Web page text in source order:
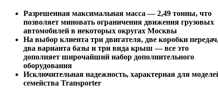
Разрешенная максимальная масса — 2,49 тонны, что
позволяет миновать ограничения движения грузовых
автомобилей в некоторых округах Москвы
На выбор клиента три двигателя, две коробки
два варианта базы и три вида крыш — все это
дополняет широчайший набор дополнительного
оборудования
Исключительная надежность, характерная для
семейства Transporter